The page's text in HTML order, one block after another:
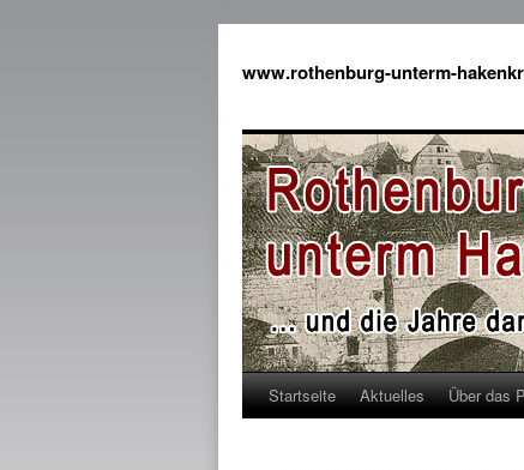
www.rothenburg-unterm-
Startseite Aktuelles Über das